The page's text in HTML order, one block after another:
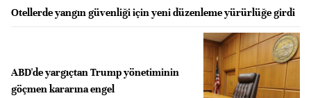
Otellerde yangın güvenliği için yeni düzenleme yürürlüğe girdi
ABD'de yargıçtan Trump yönetiminin
göçmen kararına engel